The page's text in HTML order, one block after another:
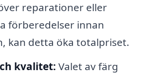
reparationer eller
förberedelser innan
kan detta öka totalpriset.
kvalitet: Valet av färg